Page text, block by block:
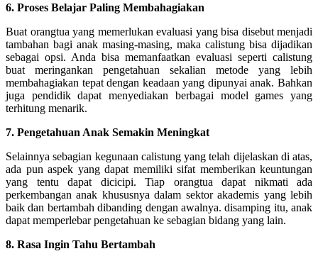
6. Proses Belajar Paling Membahagiakan
Buat orangtua yang memerlukan evaluasi yang bisa disebut menjadi
tambahan bagi anak masing-masing, maka calistung bisa dijadikan
sebagai opsi. Anda bisa memanfaatkan evaluasi seperti calistung
buat meringankan pengetahuan sekalian metode yang lebih
membahagiakan tepat dengan keadaan yang dipunyai anak. Bahkan
juga pendidik dapat menyediakan berbagai model games yang
terhitung menarik.
7. Pengetahuan Anak Semakin Meningkat
Selainnya sebagian kegunaan calistung yang telah dijelaskan di atas,
ada pun aspek yang dapat memiliki sifat memberikan keuntungan
yang tentu dapat dicicipi. Tiap orangtua dapat nikmati ada
perkembangan anak khususnya dalam sektor akademis yang lebih
baik dan bertambah dibanding dengan awalnya. disamping itu, anak
dapat memperlebar pengetahuan ke sebagian bidang yang lain.
8. Rasa Ingin Tahu Bertambah